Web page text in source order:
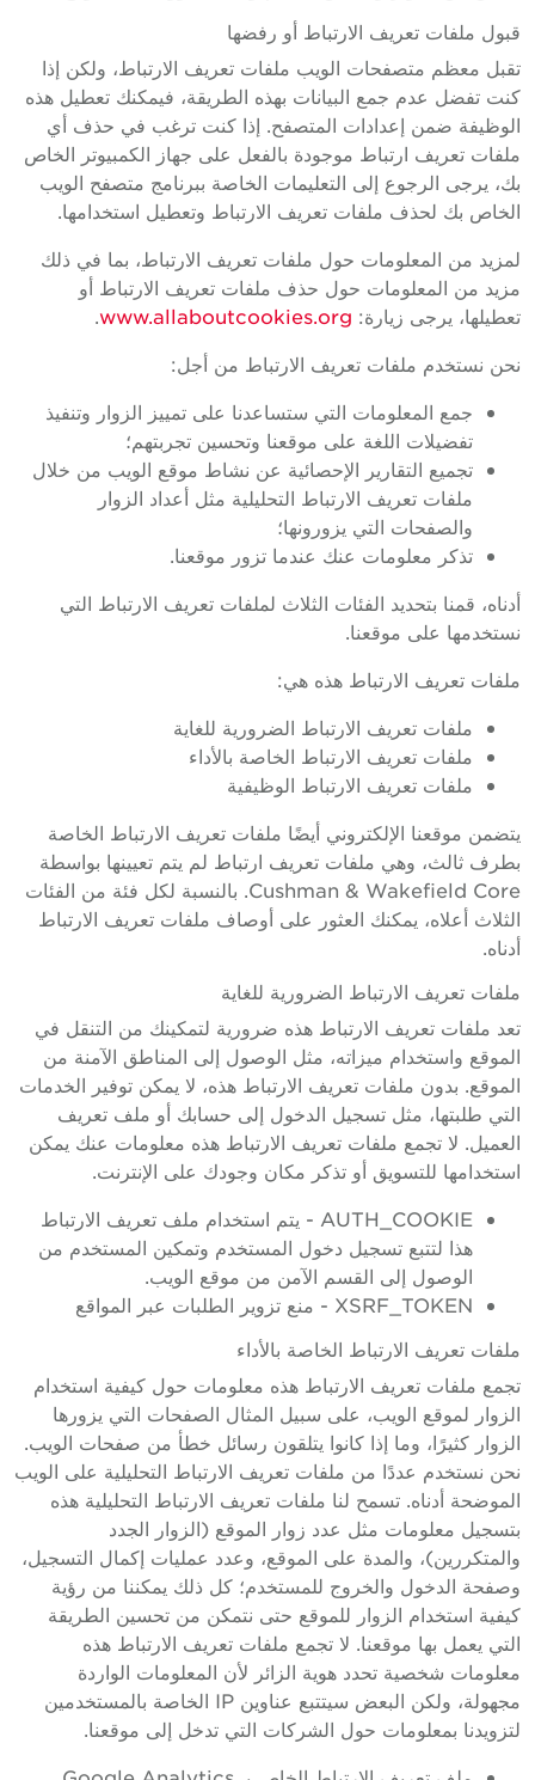
قبول ملفات تعريف الارتباط أو رفضها
تقبل معظم متصفحات الويب ملفات تعريف الارتباط، ولكن إذا
كنت تفضل عدم جمع البيانات بهذه الطريقة، فيمكنك تعطيل هذه
الوظيفة ضمن إعدادات المتصفح. إذا كنت ترغب في حذف أي
ملفات تعريف ارتباط موجودة بالفعل على جهاز الكمبيوتر الخاص
بك، يرجى الرجوع إلى التعليمات الخاصة ببرنامج متصفح الويب
الخاص بك لحذف ملفات تعريف الارتباط وتعطيل استخدامها.
لمزيد من المعلومات حول ملفات تعريف الارتباط، بما في ذلك
مزيد من المعلومات حول حذف ملفات تعريف الارتباط أو
تعطيلها، يرجى زيارة: www.allaboutcookies.org
.
نحن نستخدم ملفات تعريف الارتباط من أجل:
جمع المعلومات التي ستساعدنا على تمييز الزوار وتنفيذ
تفضيلات اللغة على موقعنا وتحسين تجربتهم؛
تجميع التقارير الإحصائية عن نشاط موقع الويب من خلال
ملفات تعريف الارتباط التحليلية مثل أعداد الزوار
والصفحات التي يزورونها؛
تذكر معلومات عنك عندما تزور موقعنا.
أدناه، قمنا بتحديد الفئات الثلاث لملفات تعريف الارتباط التي
نستخدمها على موقعنا.
ملفات تعريف الارتباط هذه هي:
ملفات تعريف الارتباط الضرورية للغاية
ملفات تعريف الارتباط الخاصة بالأداء
ملفات تعريف الارتباط الوظيفية
يتضمن موقعنا الإلكتروني أيضًا ملفات تعريف الارتباط الخاصة
بطرف ثالث، وهي ملفات تعريف ارتباط لم يتم تعيينها بواسطة
Cushman & Wakefield Core. بالنسبة لكل فئة من الفئات
الثلاث أعلاه، يمكنك العثور على أوصاف ملفات تعريف الارتباط
أدناه.
ملفات تعريف الارتباط الضرورية للغاية
تعد ملفات تعريف الارتباط هذه ضرورية لتمكينك من التنقل في
الموقع واستخدام ميزاته، مثل الوصول إلى المناطق الآمنة من
الموقع. بدون ملفات تعريف الارتباط هذه، لا يمكن توفير الخدمات
التي طلبتها، مثل تسجيل الدخول إلى حسابك أو ملف تعريف
العميل. لا تجمع ملفات تعريف الارتباط هذه معلومات عنك يمكن
استخدامها للتسويق أو تذكر مكان وجودك على الإنترنت.
AUTH_COOKIE - يتم استخدام ملف تعريف الارتباط
هذا لتتبع تسجيل دخول المستخدم وتمكين المستخدم من
الوصول إلى القسم الآمن من موقع الويب.
XSRF_TOKEN - منع تزوير الطلبات عبر المواقع
ملفات تعريف الارتباط الخاصة بالأداء
تجمع ملفات تعريف الارتباط هذه معلومات حول كيفية استخدام
الزوار لموقع الويب، على سبيل المثال الصفحات التي يزورها
الزوار كثيرًا، وما إذا كانوا يتلقون رسائل خطأ من صفحات الويب.
نحن نستخدم عددًا من ملفات تعريف الارتباط التحليلية على الويب
الموضحة أدناه. تسمح لنا ملفات تعريف الارتباط التحليلية هذه
بتسجيل معلومات مثل عدد زوار الموقع (الزوار الجدد
والمتكررين)، والمدة على الموقع، وعدد عمليات إكمال التسجيل،
وصفحة الدخول والخروج للمستخدم؛ كل ذلك يمكننا من رؤية
كيفية استخدام الزوار للموقع حتى نتمكن من تحسين الطريقة
التي يعمل بها موقعنا. لا تجمع ملفات تعريف الارتباط هذه
معلومات شخصية تحدد هوية الزائر لأن المعلومات الواردة
مجهولة، ولكن البعض سيتتبع عناوين IP الخاصة بالمستخدمين
لتزويدنا بمعلومات حول الشركات التي تدخل إلى موقعنا.